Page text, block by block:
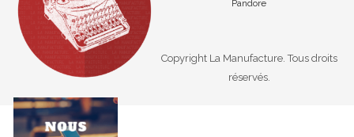
Pandore
Copyright La Manufacture. Tous droits
réservés.